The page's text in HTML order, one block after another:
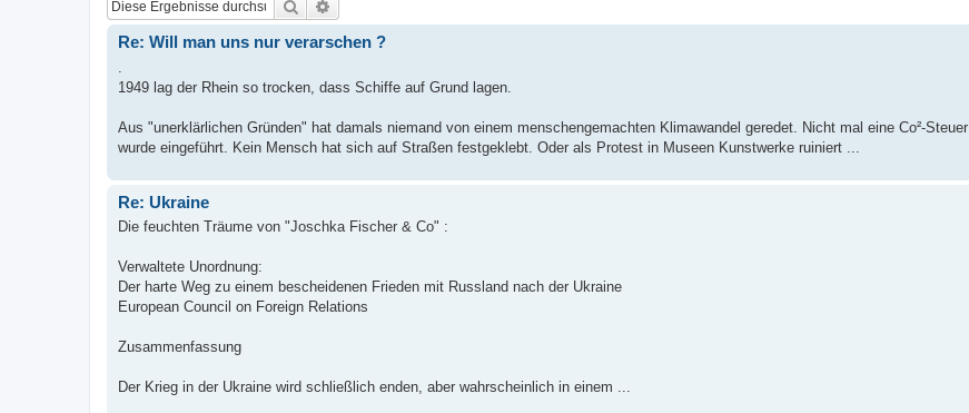
Suche
Re: Will man uns nur verarschen ?
1949 lag der Rhein so trocken, dass Schiffe auf Grund lagen.
Aus "unerklärlichen Gründen" hat damals niemand von einem menschengemachten Klimawandel geredet. Nicht mal eine Co²-Steuer
wurde eingeführt. Kein Mensch hat sich auf Straßen festgeklebt. Oder als Protest in Museen Kunstwerke ruiniert ...
Re: Ukraine
Die feuchten Träume von "Joschka Fischer & Co" :
Verwaltete Unordnung:
Der harte Weg zu einem bescheidenen Frieden mit Russland nach der Ukraine
European Council on Foreign Relations
Zusammenfassung
Der Krieg in der Ukraine wird schließlich enden, aber wahrscheinlich in einem ...